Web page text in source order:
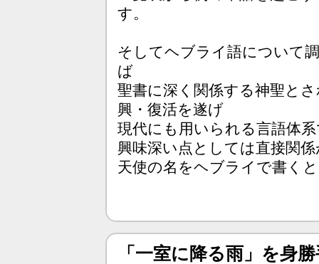
す。
そしてヘブライ語について
ば
聖書に深く関係する神聖と
興・復活を遂げ
現代にも用いられる言語体
興味深い点としては直接関
天使の名をヘブライで書く
「一室に降る雨」を身